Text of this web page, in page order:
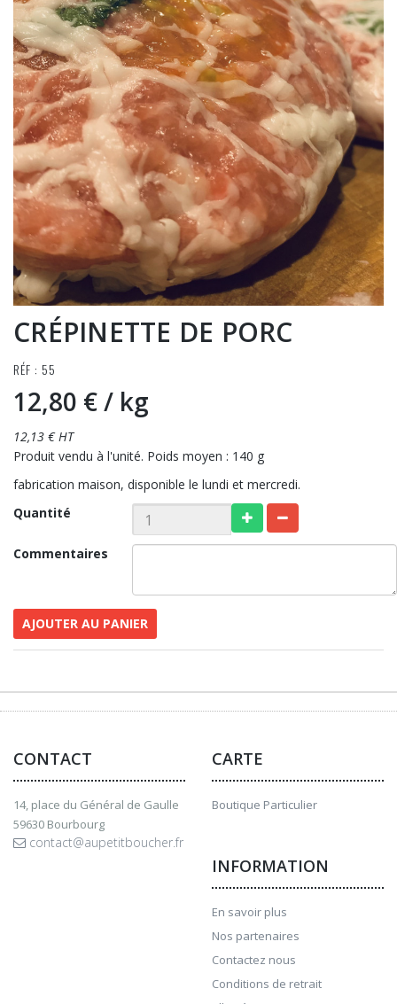
CRÉPINETTE DE PORC
RÉF : 55
12,80 €/ kg
12,13 € HT
Produit vendu à l'unité. Poids moyen : 140 g
fabrication maison, disponible le lundi et mercredi.
Quantité
Commentaires
AJOUTER AU PANIER
CONTACT
14, place du Général de Gaulle
59630 Bourbourg
contact@aupetitboucher.fr
CARTE
Boutique Particulier
INFORMATION
En savoir plus
Nos partenaires
Contactez nous
Conditions de retrait